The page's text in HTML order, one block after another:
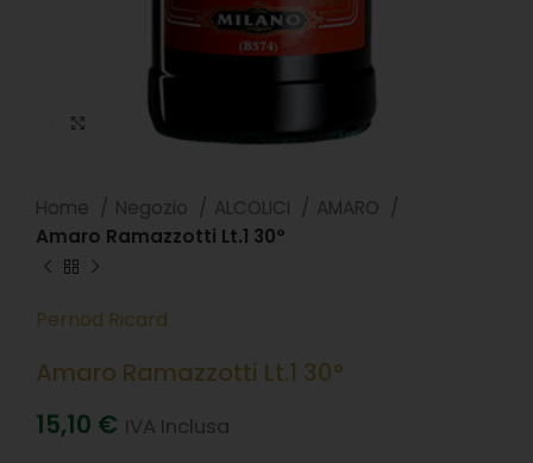
Clicca per ingradire
Home Negozio ALCOLICI
AMARO
Amaro Ramazzotti Lt.1 30°
Pernod Ricard
Amaro Ramazzotti Lt.1 30°
15,10 € IVA Inclusa